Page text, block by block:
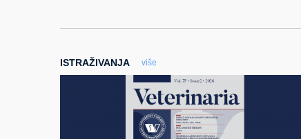
ISTRAŽIVANJA više